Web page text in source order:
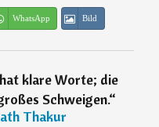
WhatsApp Bild
klare Worte; die
Schweigen.“
Thakur